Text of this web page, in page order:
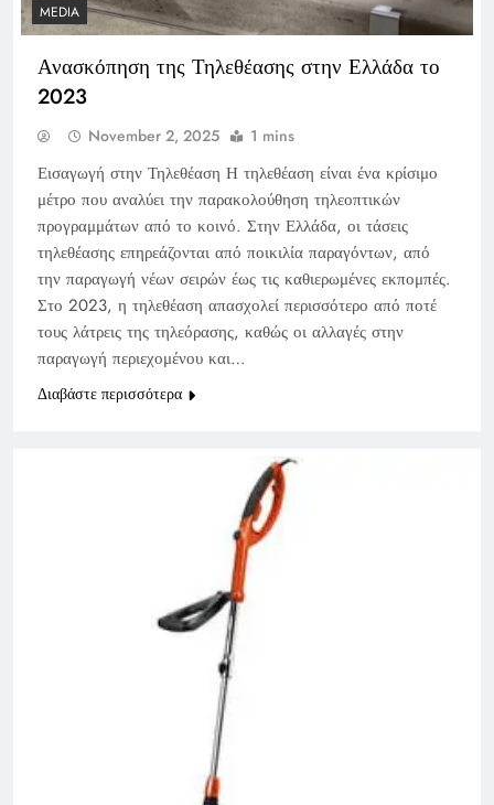
MEDIA
Ανασκόπηση της Τηλεθέασης στην Ελλάδα το
2023
November 2, 2025 1 mins
Εισαγωγή στην Τηλεθέαση Η τηλεθέαση είναι ένα κρίσιμο
μέτρο που αναλύει την παρακολούθηση τηλεοπτικών
προγραμμάτων από το κοινό. Στην Ελλάδα, οι τάσεις
τηλεθέασης επηρεάζονται από ποικιλία παραγόντων, από
την παραγωγή νέων σειρών έως τις καθιερωμένες εκπομπές.
Στο 2023, η τηλεθέαση απασχολεί περισσότερο από ποτέ
τους λάτρεις της τηλεόρασης, καθώς οι αλλαγές στην
παραγωγή περιεχομένου και…
Διαβάστε περισσότερα